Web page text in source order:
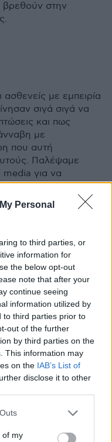
Personal
to third parties, or
information for
the below opt-out
note that after your
continue seeing
information utilized by
to third parties prior to
out of the further
by third parties on the
This information may
on the IAB’s List of
disclose it to other
one or more Google
You may click to
of my
στην
με εμπειρία
σιγά σιγά να
και πως
με
που αυτή
Παλέψαμε
για να
νόμιμη. Και τώρα
φτάσει στα
τελείως
βαθμό. Και θα
να μπορέσουν οι
έχουν πρόσβαση
με πολλαπλή
πλέον με ανάγκη
τυχερό τον
να φτάσω
δεν υπάρχουν στην
στο
Το σύστημα
σωστά.... 21
στιγμή να με
του ακτιβισμού για
για την